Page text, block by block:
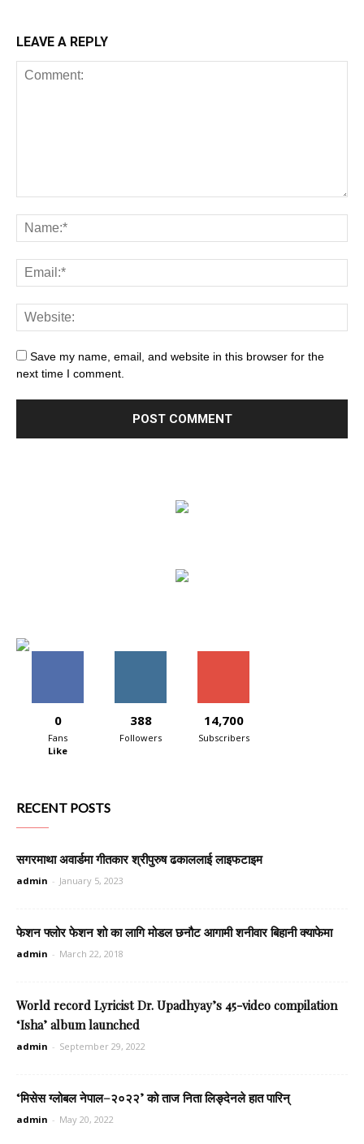
LEAVE A REPLY
Save my name, email, and website in this browser for the
next time I comment.
0
Fans
Like
388
Followers
14,700
Subscribers
RECENT POSTS
सगरमाथा अवार्डमा गीतकार श्रीपुरुष ढकाललाई लाइफटाइम
admin - January 5, 2023
फेशन फ्लोर फेशन शो का लागि मोडल छनौट आगामी शनीवार बिहानी क्याफेमा
admin - March 22, 2018
World record Lyricist Dr. Upadhyay’s 45-video compilation
‘Isha’ album launched
admin - September 29, 2022
‘मिसेस ग्लोबल नेपाल–२०२२’ को ताज निता लिङ्देनले हात पारिन्
admin - May 20, 2022